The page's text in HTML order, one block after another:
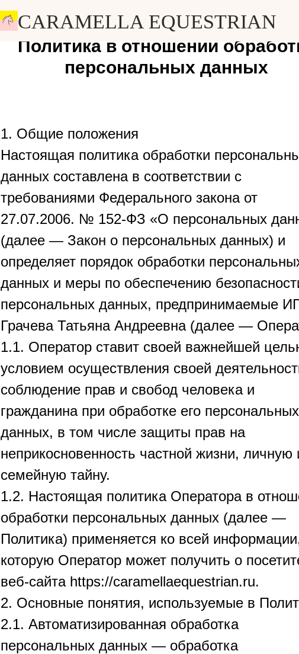
CARAMELLA EQUESTRIAN
Политика в отношении
персональных данных
1. Общие положения
Настоящая политика обработки
данных составлена в соответствии с
требованиями Федерального закона от
27.07.2006. № 152-ФЗ «О персональных
(далее — Закон о персональных данных) и
определяет порядок обработки
данных и меры по обеспечению
персональных данных, предпринимаемые
Грачева Татьяна Андреевна (далее —
1.1. Оператор ставит своей важнейшей
условием осуществления своей
соблюдение прав и свобод человека и
гражданина при обработке его персональных
данных, в том числе защиты прав на
неприкосновенность частной жизни, личную
семейную тайну.
1.2. Настоящая политика Оператора в
обработки персональных данных (далее —
Политика) применяется ко всей
которую Оператор может получить о
веб-сайта https://caramellaequestrian.ru.
2. Основные понятия, используемые в
2.1. Автоматизированная обработка
персональных данных — обработка